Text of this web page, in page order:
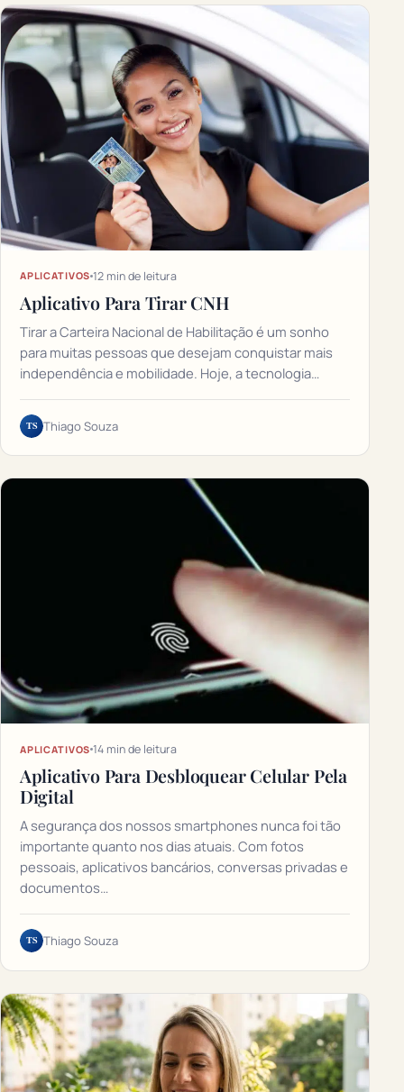
APLICATIVOS 12 min de leitura
Aplicativo Para Tirar CNH
Tirar a Carteira Nacional de Habilitação é um sonho
para muitas pessoas que desejam conquistar mais
independência e mobilidade. Hoje, a tecnologia…
TS Thiago Souza
APLICATIVOS 14 min de leitura
Aplicativo Para Desbloquear Celular Pela
Digital
A segurança dos nossos smartphones nunca foi tão
importante quanto nos dias atuais. Com fotos
pessoais, aplicativos bancários, conversas privadas e
documentos…
TS Thiago Souza